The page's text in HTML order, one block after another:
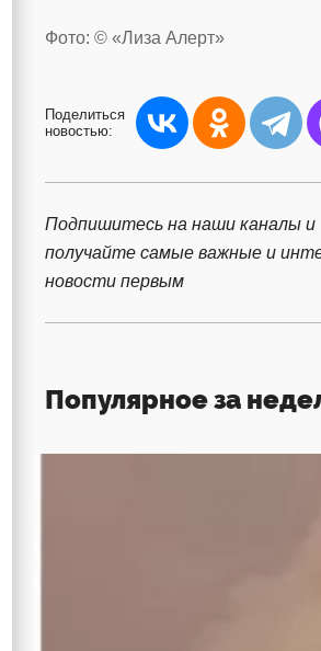
Фото: © «Лиза Алерт»
Поделиться
новостью:
Подпишитесь на наши каналы и
получайте самые важные и
новости первым
Популярное за